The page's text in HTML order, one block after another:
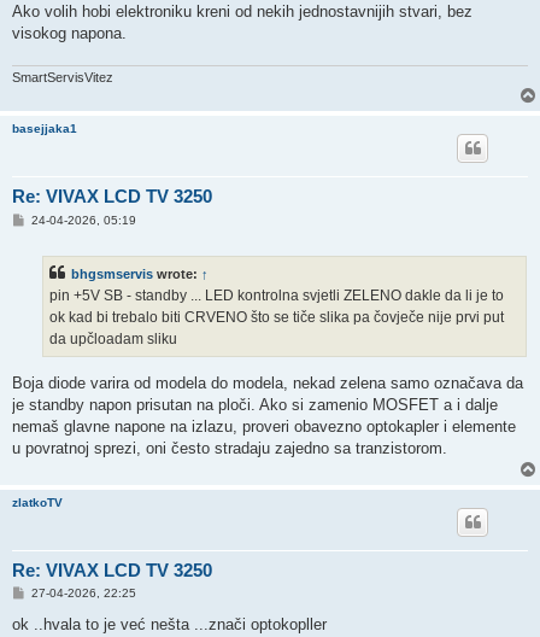
Ako volih hobi elektroniku kreni od nekih jednostavnijih stvari, bez
visokog napona.
SmartServisVitez
basejjaka1
Re: VIVAX LCD TV 3250
P24-04-2026, 05:19
bhgsmservis wrote: ↑
pin +5V SB - standby ... LED kontrolna svjetli ZELENO dakle da li je to
ok kad bi trebalo biti CRVENO što se tiče slika pa čovječe nije prvi put
da upčloadam sliku
Boja diode varira od modela do modela, nekad zelena samo označava da
je standby napon prisutan na ploči. Ako si zamenio MOSFET a i dalje
nemaš glavne napone na izlazu, proveri obavezno optokapler i elemente
u povratnoj sprezi, oni često stradaju zajedno sa tranzistorom.
zlatkoTV
Re: VIVAX LCD TV 3250
P
s
27-04-2026, 22:25
ok ..hvala to je već nešta ...znači optokopller